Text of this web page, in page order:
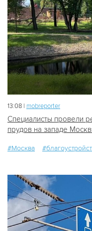
13:08 | mobreporter
Специалисты провели
прудов на западе
#Москва